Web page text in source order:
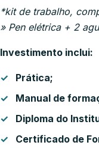
*kit de trabalho,
» Pen elétrica + 2
Investimento inclui:
Prática;
Manual de
Diploma do
Certificado de